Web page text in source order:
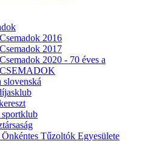
Csemadok 2016
Csemadok 2017
Csemadok 2020 - 70 éves a
CSEMADOK
slovenská
sportklub
Önkéntes Tűzoltók Egyesülete